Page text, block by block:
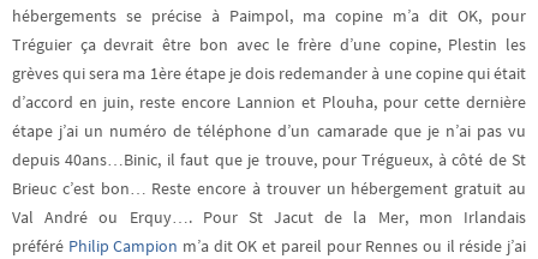
hébergements se précise à Paimpol, ma copine m’a dit OK, pour
Tréguier ça devrait être bon avec le frère d’une copine, Plestin les
grèves qui sera ma 1ère étape je dois redemander à une copine qui était
d’accord en juin, reste encore Lannion et Plouha, pour cette dernière
étape j’ai un numéro de téléphone d’un camarade que je n’ai pas vu
depuis 40ans…Binic, il faut que je trouve, pour Trégueux, à côté de St
Brieuc c’est bon… Reste encore à trouver un hébergement gratuit au
Val André ou Erquy…. Pour St Jacut de la Mer, mon Irlandais
préféré Philip Campion m’a dit OK et pareil pour Rennes ou il réside j’ai